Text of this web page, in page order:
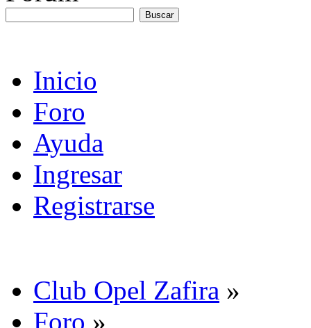
Inicio
Foro
Ayuda
Ingresar
Registrarse
Club Opel Zafira »
Foro »